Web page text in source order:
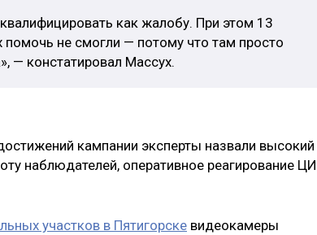
как жалобу. При этом 13
не смогли — потому что там просто
— констатировал Массух.
кампании эксперты назвали высокий
наблюдателей, оперативное реагирование
участков в Пятигорске видеокамеры